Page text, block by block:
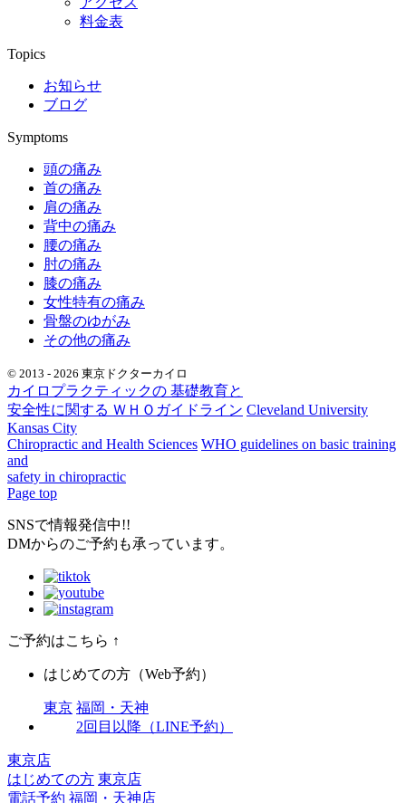
料金表
Topics
お知らせ
ブログ
Symptoms
頭の痛み
首の痛み
肩の痛み
背中の痛み
腰の痛み
肘の痛み
膝の痛み
女性特有の痛み
骨盤のゆがみ
その他の痛み
© 2013 - 2026 東京ドクターカイロ
カイロプラクティックの 基礎教育と
安全性に関する ＷＨＯガイドライン Cleveland University
Kansas City
Chiropractic and Health Sciences WHO guidelines on basic training
and
safety in chiropractic
Page top
SNSで情報発信中!!
DMからのご予約も承っています。
ご予約はこちら ↑
はじめての方（Web予約）
東京 福岡・天神
2回目以降（LINE予約）
東京店
はじめての方 東京店
電話予約 福岡・天神店